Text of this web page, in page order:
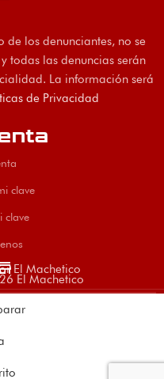
los denunciantes, no se
todas las denuncias serán
La información será
de Privacidad
clave
clave
El Machetico
El Machetico